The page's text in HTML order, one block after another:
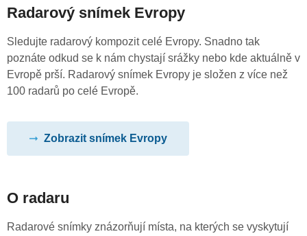
Radarový snímek Evropy
Sledujte radarový kompozit celé Evropy. Snadno tak
poznáte odkud se k nám chystají srážky nebo kde aktuálně v
Evropě prší. Radarový snímek Evropy je složen z více než
100 radarů po celé Evropě.
Zobrazit snímek Evropy
O radaru
Radarové snímky znázorňují místa, na kterých se vyskytují